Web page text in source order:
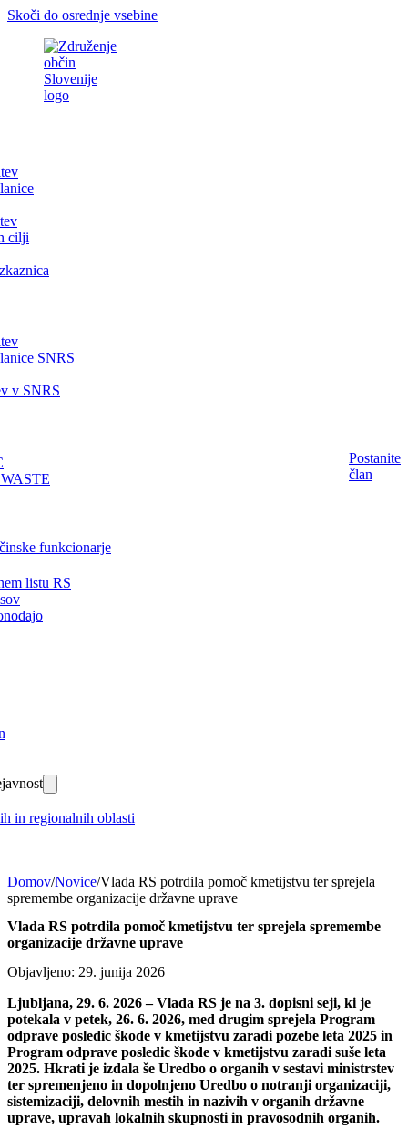
Skoči do osrednje vsebine
cilji
SNRS
v SNRS
funkcionarje
listu RS
in regionalnih oblasti
Postanite
član
Domov/Novice/Vlada RS potrdila pomoč kmetijstvu ter sprejela
spremembe organizacije državne uprave
Vlada RS potrdila pomoč kmetijstvu ter sprejela spremembe
organizacije državne uprave
Objavljeno: 29. junija 2026
Ljubljana, 29. 6. 2026 – Vlada RS je na 3. dopisni seji, ki je
potekala v petek, 26. 6. 2026, med drugim sprejela Program
odprave posledic škode v kmetijstvu zaradi pozebe leta 2025 in
Program odprave posledic škode v kmetijstvu zaradi suše leta
2025. Hkrati je izdala še Uredbo o organih v sestavi ministrstev
ter spremenjeno in dopolnjeno Uredbo o notranji organizaciji,
sistemizaciji, delovnih mestih in nazivih v organih državne
uprave, upravah lokalnih skupnosti in pravosodnih organih.